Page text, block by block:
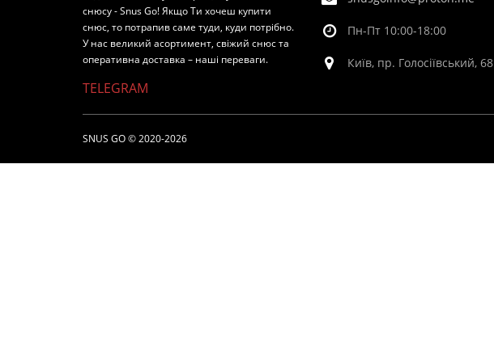
снюсу - Snus Go! Якщо Ти хочеш купити
снюс, то потрапив саме туди, куди потрібно.
У нас великий асортимент, свіжий снюс та
оперативна доставка – наші переваги.
TELEGRAM
Пн-Пт 10:00-18:00
Київ, пр. Голосіївський, 68
SNUS GO © 2020-2026